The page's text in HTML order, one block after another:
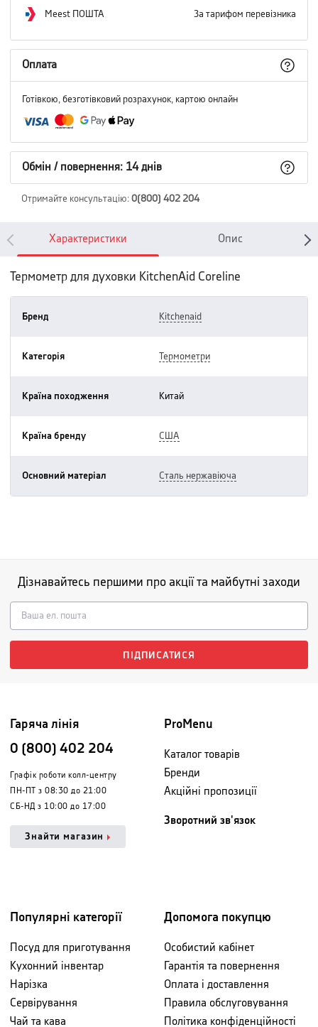
Meest ПОШТА За тарифом перевізника
Оплата
Готівкою, безготівковий розрахунок, картою онлайн
Обмін / повернення: 14 днів
Отримайте консультацію: 0(800) 402 204
Характеристики Опис
Термометр для духовки KitchenAid Coreline
Бренд kitchenaid
Категорія термометри
Країна походження китай
Країна бренду США
Основний матеріал сталь нержавіюча
Дізнавайтесь першими про акції та майбутні заходи
ПІДПИСАТИСЯ
Гаряча лінія
0 (800) 402 204
Графік роботи колл-центру
ПН-ПТ з 08:30 до 21:00
СБ-НД з 10:00 до 17:00
Знайти магазин
ProMenu
Каталог товарів
Бренди
Акційні пропозиції
Зворотний зв'язок
Популярні категорії
Посуд для приготування
Кухонний інвентар
Нарізка
Сервірування
Чай та кава
Допомога покупцю
Особистий кабінет
Гарантія та повернення
Оплата і доставлення
Правила обслуговування
Політика конфіденційності